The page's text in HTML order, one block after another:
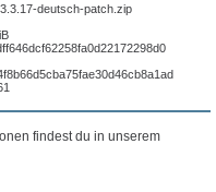
deutsch-patch.zip
findest du in unserem